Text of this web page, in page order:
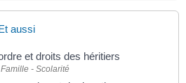
Et aussi
et droits des héritiers
Famille - Scolarité